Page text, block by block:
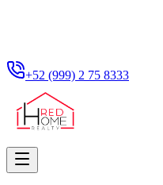
+52 (999) 2 75 8333